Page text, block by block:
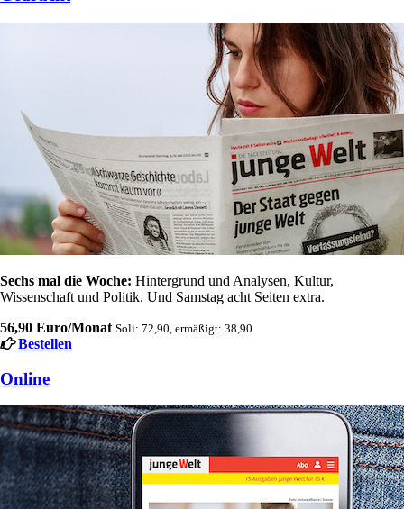
Sechs mal die Woche: Hintergrund und Analysen, Kultur,
Wissenschaft und Politik. Und Samstag acht Seiten extra.
56,90 Euro/Monat Soli: 72,90, ermäßigt: 38,90
Bestellen
Online